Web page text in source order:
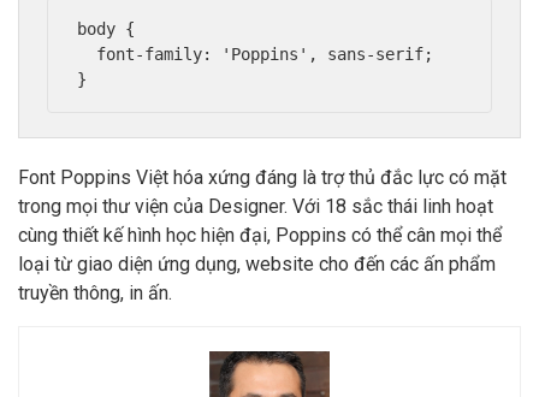
body {
  font-family: 'Poppins', sans-serif;
Font Poppins Việt hóa xứng đáng là trợ thủ đắc lực có mặt
trong mọi thư viện của Designer. Với 18 sắc thái linh hoạt
cùng thiết kế hình học hiện đại, Poppins có thể cân mọi thể
loại từ giao diện ứng dụng, website cho đến các ấn phẩm
truyền thông, in ấn.